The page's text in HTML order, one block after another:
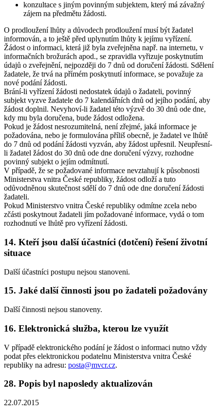
konzultace s jiným povinným subjektem, který má závažný
zájem na předmětu žádosti.
O prodloužení lhůty a důvodech prodloužení musí být žadatel
informován, a to ještě před uplynutím lhůty k jejímu vyřízení.
Žádost o informaci, která již byla zveřejněna např. na internetu, v
informačních brožurách apod., se zpravidla vyřizuje poskytnutím
údajů o zveřejnění, nejpozději do 7 dnů od doručení žádosti. Sdělení
žadatele, že trvá na přímém poskytnutí informace, se považuje za
nové podání žádosti.
Brání-li vyřízení žádosti nedostatek údajů o žadateli, povinný
subjekt vyzve žadatele do 7 kalendářních dnů od jejího podání, aby
žádost doplnil. Nevyhoví-li žadatel této výzvě do 30 dnů ode dne,
kdy mu byla doručena, bude žádost odložena.
Pokud je žádost nesrozumitelná, není zřejmé, jaká informace je
požadována, nebo je formulována příliš obecně, je žadatel ve lhůtě
do 7 dnů od podání žádosti vyzván, aby žádost upřesnil. Neupřesní-
li žadatel žádost do 30 dnů ode dne doručení výzvy, rozhodne
povinný subjekt o jejím odmítnutí.
V případě, že se požadované informace nevztahují k působnosti
Ministerstva vnitra České republiky, žádost odloží a tuto
odůvodněnou skutečnost sdělí do 7 dnů ode dne doručení žádosti
žadateli.
Pokud Ministerstvo vnitra České republiky odmítne zcela nebo
zčásti poskytnout žadateli jím požadované informace, vydá o tom
rozhodnutí ve lhůtě pro vyřízení žádosti.
14. Kteří jsou další účastníci (dotčení) řešení životní
situace
Další účastníci postupu nejsou stanoveni.
15. Jaké další činnosti jsou po žadateli požadovány
Další činnosti nejsou stanoveny.
16. Elektronická služba, kterou lze využít
V případě elektronického podání je žádost o informaci nutno vždy
podat přes elektronickou podatelnu Ministerstva vnitra České
republiky na adresu: posta@mvcr.cz.
28. Popis byl naposledy aktualizován
22.07.2015